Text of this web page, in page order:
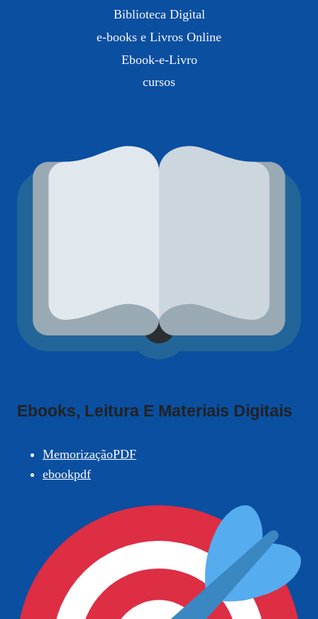
Biblioteca Digital
e-books e Livros Online
Ebook-e-Livro
cursos
Ebooks, Leitura E Materiais Digitais
MemorizaçãoPDF
ebookpdf